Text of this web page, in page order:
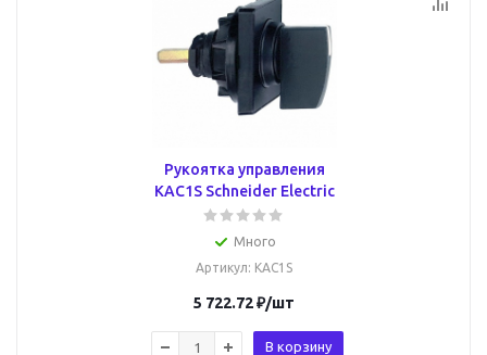
Рукоятка управления
KAC1S Schneider Electric
Много
Артикул: KAC1S
5 722.72₽/шт
В корзину